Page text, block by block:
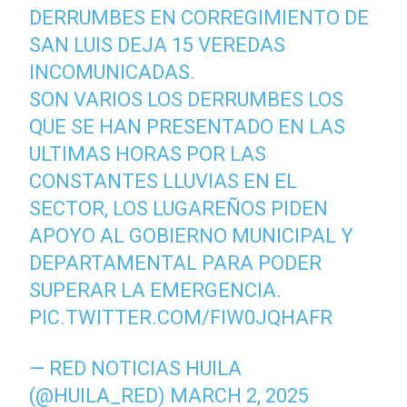
DERRUMBES EN CORREGIMIENTO DE
SAN LUIS DEJA 15 VEREDAS
INCOMUNICADAS.
SON VARIOS LOS DERRUMBES LOS
QUE SE HAN PRESENTADO EN LAS
ULTIMAS HORAS POR LAS
CONSTANTES LLUVIAS EN EL
SECTOR, LOS LUGAREÑOS PIDEN
APOYO AL GOBIERNO MUNICIPAL Y
DEPARTAMENTAL PARA PODER
SUPERAR LA EMERGENCIA.
PIC.TWITTER.COM/FIW0JQHAFR
— RED NOTICIAS HUILA
(@HUILA_RED) MARCH 2, 2025